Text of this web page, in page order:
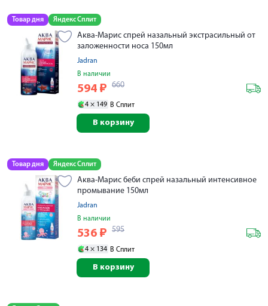
Товар дня Яндекс Сплит
Аква-Марис спрей назальный экстрасильный от
заложенности носа 150мл
Jadran
В наличии
594 ₽ 660
4 × 149 В Сплит
В корзину
Товар дня Яндекс Сплит
Аква-Марис беби спрей назальный интенсивное
промывание 150мл
Jadran
В наличии
536 ₽ 595
4 × 134 В Сплит
В корзину